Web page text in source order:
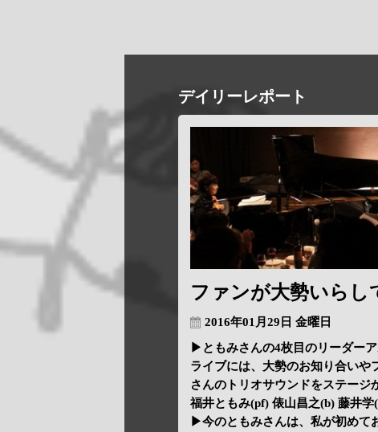
デイリーレポート
ファンが大勢いらし
2016年01月29日 金曜日
▶ともみさんの4枚目のリーダー
ライブには、大勢のお知り合いや
さんのトリオサウンドをステージ
福井ともみ(pf) 俵山昌之(b) 藤井学
▶今のともみさんは、私が初めて